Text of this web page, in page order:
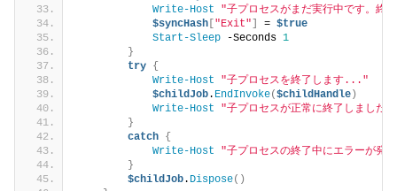
Write-Host
"子プロセスがまだ実行中です。
$syncHash "Exit" = $true
Start-Sleep -Seconds 1
}
try {
Write-Host
"子プロセスを終了します..."
$childJob. EndInvoke($childHandle )
Write-Host
"子プロセスが正常に終了しました
}
catch {
Write-Host
"子プロセスの終了中にエラーが発
}
$childJob. Dispose()